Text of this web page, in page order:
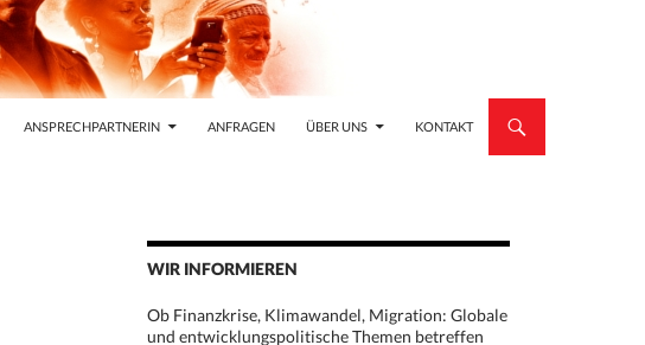
ANSPRECHPARTNERIN ANFRAGEN ÜBER UNS KONTAKT
WIR INFORMIEREN
Ob Finanzkrise, Klimawandel, Migration: Globale
und entwicklungspolitische Themen betreffen